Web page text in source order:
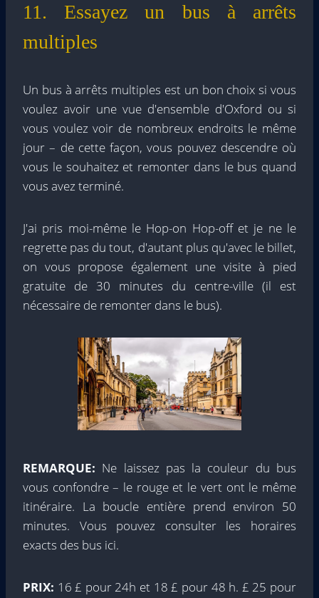
11. Essayez un bus à arrêts
multiples
Un bus à arrêts multiples est un bon choix si vous
voulez avoir une vue d'ensemble d'Oxford ou si
vous voulez voir de nombreux endroits le même
jour – de cette façon, vous pouvez descendre où
vous le souhaitez et remonter dans le bus quand
vous avez terminé.
J'ai pris moi-même le Hop-on Hop-off et je ne le
regrette pas du tout, d'autant plus qu'avec le billet,
on vous propose également une visite à pied
gratuite de 30 minutes du centre-ville (il est
nécessaire de remonter dans le bus).
REMARQUE: Ne laissez pas la couleur du bus
vous confondre – le rouge et le vert ont le même
itinéraire. La boucle entière prend environ 50
minutes. Vous pouvez consulter les horaires
exacts des bus ici.
PRIX: 16 £ pour 24h et 18 £ pour 48 h. £ 25 pour